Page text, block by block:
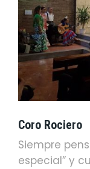
Coro Rociero
Siempre
especial” y